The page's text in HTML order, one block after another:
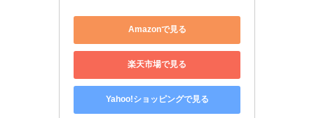
Amazonで見る
楽天市場で見る
Yahoo!ショッピングで見る